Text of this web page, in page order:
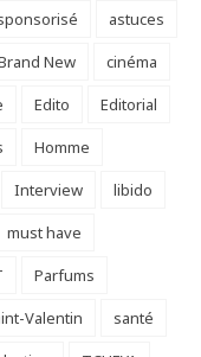
astuces
New
cinéma
Edito
Editorial
Homme
Interview
libido
must have
Parfums
Valentin
santé